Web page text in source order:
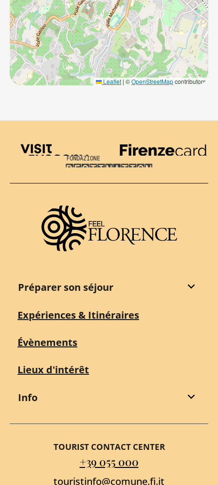
Leaflet | ©OpenStreetMapcontributors
Visit Tuscany
Firenze Card
Destination Florence
Préparer son séjour
Expériences & Itinéraires
Évènements
Lieux d'intérêt
Info
TOURIST CONTACT CENTER
+39 055 000
touristinfo@comune.fi.it